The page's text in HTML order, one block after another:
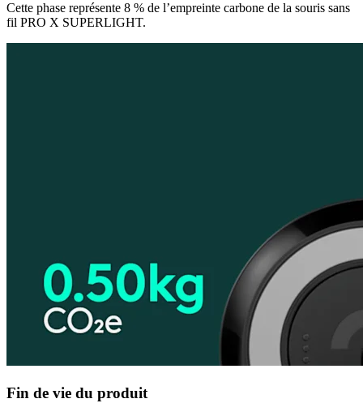
Cette phase représente 8 % de l’empreinte carbone de la souris sans
fil PRO X SUPERLIGHT.
Fin de vie du produit